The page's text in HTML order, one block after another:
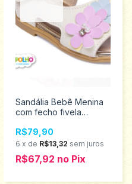
Sandália Bebê Menina
com fecho fivela
16/21 0120261
R$79,90
6 x de R$13,32 sem juros
R$67,92 no Pix